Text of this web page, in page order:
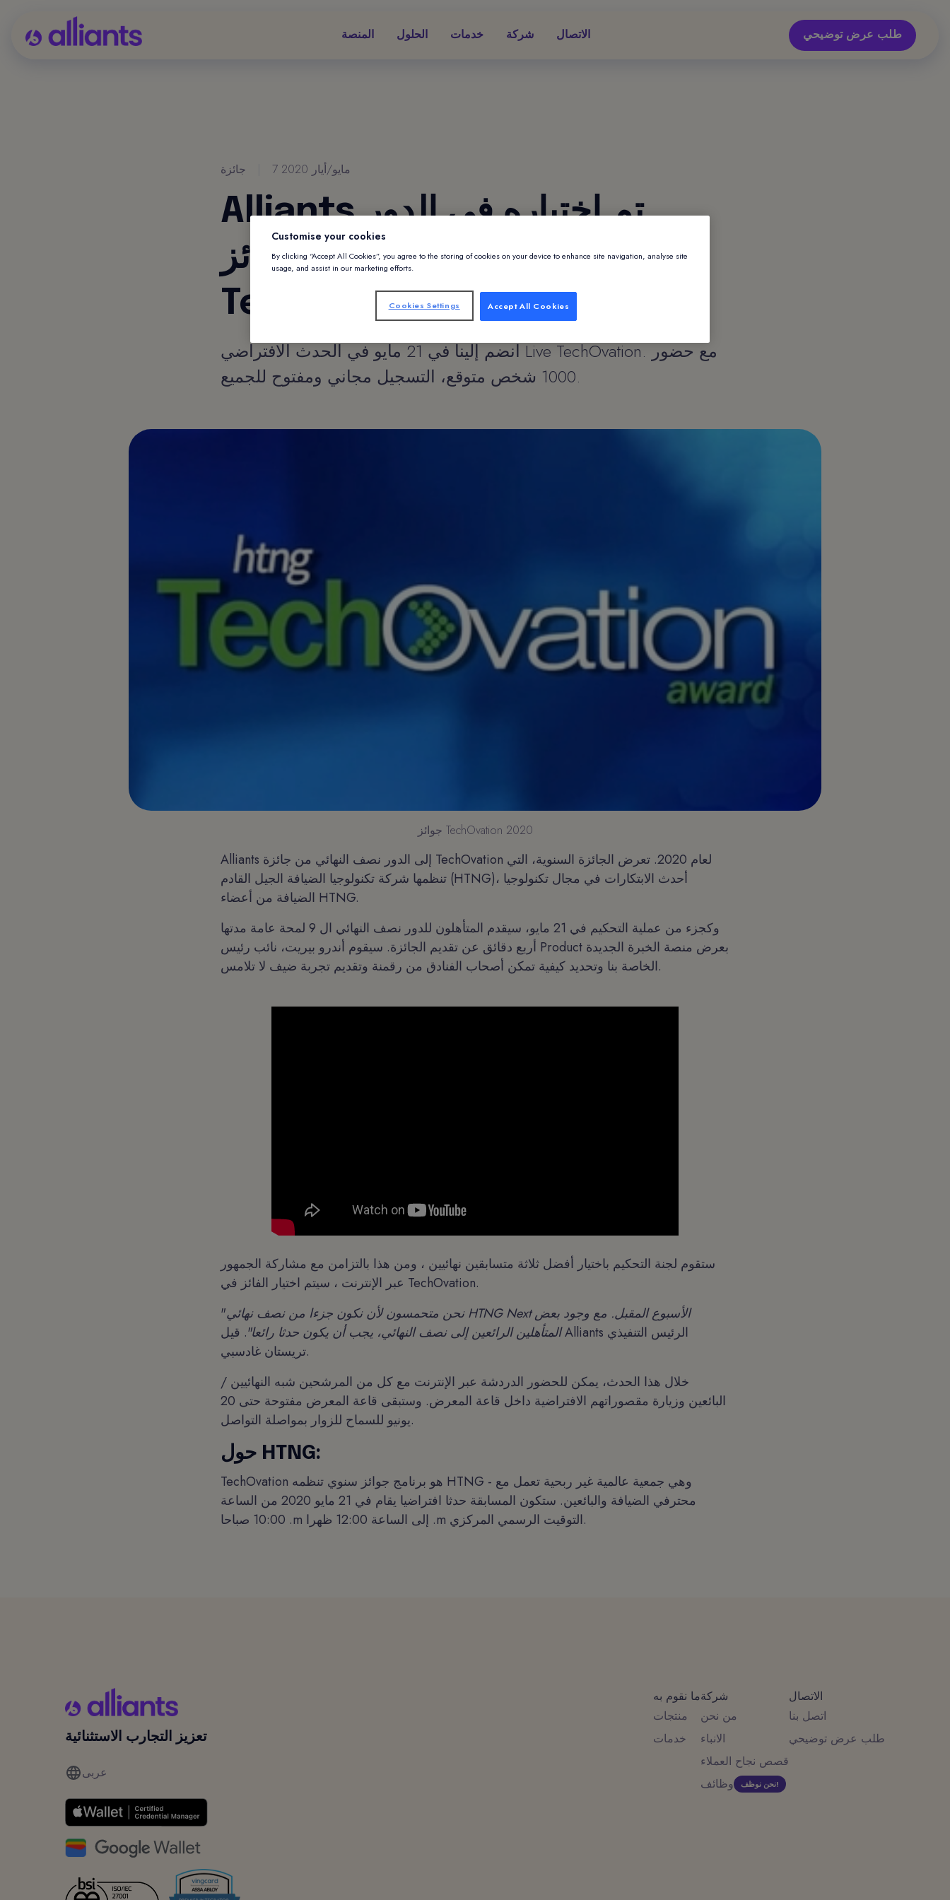
المنصة الحلول خدمات شركة الاتصال طلب عرض توضيحي
جائزة 7 مايو/أيار 2020
Alliants تم اختياره في الدور
نصف النهائي في جوائز
TechOvation 2020
انضم إلينا في 21 مايو في الحدث الافتراضي Live TechOvation. مع حضور
1000 شخص متوقع، التسجيل مجاني ومفتوح للجميع.
جوائز TechOvation 2020
Alliants إلى الدور نصف النهائي من جائزة TechOvation لعام 2020. تعرض الجائزة السنوية، التي
تنظمها شركة تكنولوجيا الضيافة الجيل القادم (HTNG)، أحدث الابتكارات في مجال تكنولوجيا
الضيافة من أعضاء HTNG.
وكجزء من عملية التحكيم في 21 مايو، سيقدم المتأهلون للدور نصف النهائي ال 9 لمحة عامة مدتها
أربع دقائق عن تقديم الجائزة. سيقوم أندرو بيريت، نائب رئيس Product بعرض منصة الخبرة الجديدة
الخاصة بنا وتحديد كيفية تمكن أصحاب الفنادق من رقمنة وتقديم تجربة ضيف لا تلامس.
ستقوم لجنة التحكيم باختيار أفضل ثلاثة متسابقين نهائيين ، ومن هذا بالتزامن مع مشاركة الجمهور
عبر الإنترنت ، سيتم اختيار الفائز في TechOvation.
"نحن متحمسون لأن نكون جزءا من نصف نهائي HTNG Next الأسبوع المقبل. مع وجود بعض
المتأهلين الرائعين إلى نصف النهائي، يجب أن يكون حدثا رائعا". قيل Alliants الرئيس التنفيذي
تريستان غادسبي.
خلال هذا الحدث، يمكن للحضور الدردشة عبر الإنترنت مع كل من المرشحين شبه النهائيين /
البائعين وزيارة مقصوراتهم الافتراضية داخل قاعة المعرض. وستبقى قاعة المعرض مفتوحة حتى 20
يونيو للسماح للزوار بمواصلة التواصل.
حول HTNG:
TechOvation هو برنامج جوائز سنوي تنظمه HTNG - وهي جمعية عالمية غير ربحية تعمل مع
محترفي الضيافة والبائعين. ستكون المسابقة حدثا افتراضيا يقام في 21 مايو 2020 من الساعة
10:00 صباحا .m إلى الساعة 12:00 ظهرا .m التوقيت الرسمي المركزي.
تعزيز التجارب الاستثنائية
عربى
ما نقوم به
منتجات
خدمات
شركة
من نحن
الانباء
قصص نجاح العملاء
وظائف
نحن نوظف!
الاتصال
اتصل بنا
طلب عرض توضيحي
Customise your cookies
By clicking “Accept All Cookies”, you agree to the storing of cookies on your device to enhance site navigation, analyse site
usage, and assist in our marketing efforts.
Accept All Cookies
Cookies Settings